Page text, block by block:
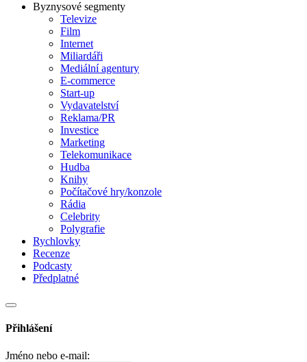
Byznysové segmenty
Televize
Film
Internet
Miliardáři
Mediální agentury
E-commerce
Start-up
Vydavatelství
Reklama/PR
Investice
Marketing
Telekomunikace
Hudba
Knihy
Počítačové hry/konzole
Rádia
Celebrity
Polygrafie
Rychlovky
Recenze
Podcasty
Předplatné
Přihlášení
Jméno nebo e-mail: